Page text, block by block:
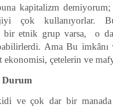
kapitalizm
çok kullanıyorlar.
bir etnik grup varsa, o
Ama Bu
ekonomisi, çetelerin ve
Durum
ve çok dar bir manada